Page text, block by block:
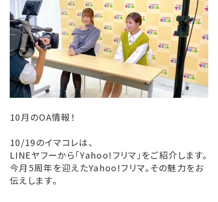
10月のOA情報！
10/19のイマコレは、
LINEヤフーから「Yahoo!フリマ」をご紹介します。
今月5周年を迎えたYahoo!フリマ。その魅力をお
伝えします。